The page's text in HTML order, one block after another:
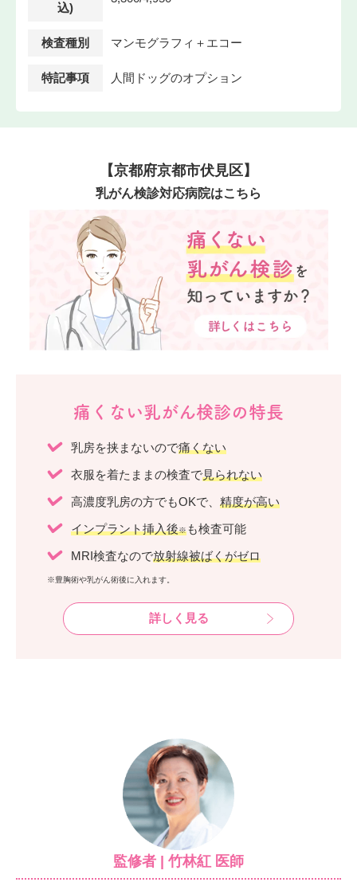
込)
検査種別 マンモグラフィ＋エコー
特記事項 人間ドッグのオプション
【京都府京都市伏見区】
乳がん検診対応病院はこちら
痛くない乳がん検診の特長
乳房を挟まないので痛くない
衣服を着たままの検査で見られない
高濃度乳房の方でもOKで、 精度が高い
インプラント挿入後※ も検査可能
MRI検査なので放射線被ばくがゼロ
※豊胸術や乳がん術後に入れます。
詳しく見る
監修者 | 竹林紅 医師